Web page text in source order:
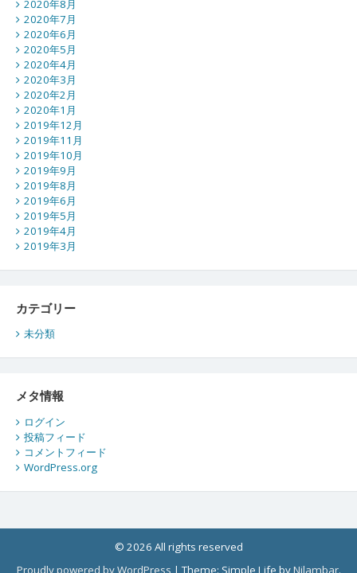
2020年8月
2020年7月
2020年6月
2020年5月
2020年4月
2020年3月
2020年2月
2020年1月
2019年12月
2019年11月
2019年10月
2019年9月
2019年8月
2019年6月
2019年5月
2019年4月
2019年3月
カテゴリー
未分類
メタ情報
ログイン
投稿フィード
コメントフィード
WordPress.org
© 2026 All rights reserved
Proudly powered by WordPress |Theme: Simple Life byNilambar.